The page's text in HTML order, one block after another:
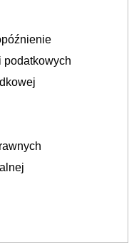
podatkowych